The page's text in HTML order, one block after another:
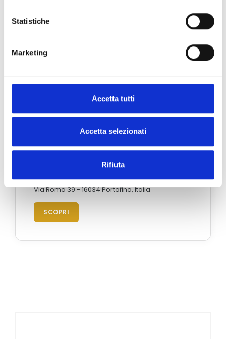
Statistiche
Marketing
Accetta tutti
Accetta selezionati
Rifiuta
Portofino
Via Roma 39 - 16034 Portofino, Italia
SCOPRI